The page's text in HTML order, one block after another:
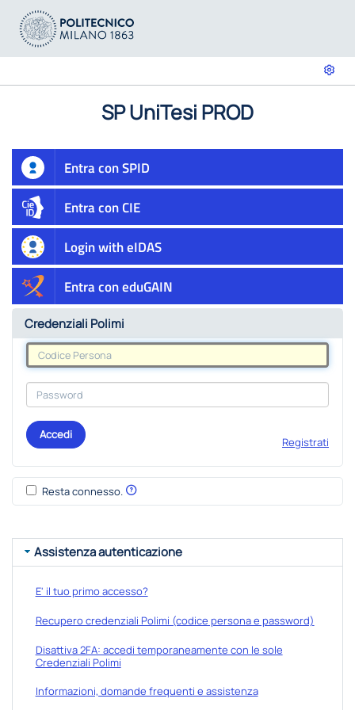
SP UniTesi PROD
Entra con SPID
Entra con CIE
Login with eIDAS
Entra con eduGAIN
Credenziali Polimi
Accedi
Registrati
Resta connesso.
Assistenza autenticazione
E' il tuo primo accesso?
Recupero credenziali Polimi (codice persona e password)
Disattiva 2FA: accedi temporaneamente con le sole
Credenziali Polimi
Informazioni, domande frequenti e assistenza